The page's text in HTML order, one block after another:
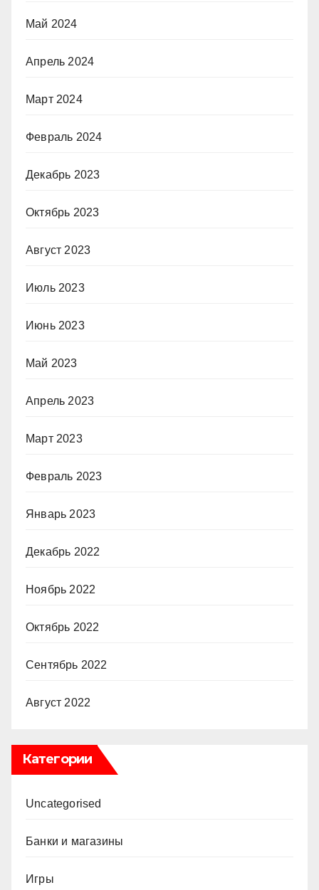
Май 2024
Апрель 2024
Март 2024
Февраль 2024
Декабрь 2023
Октябрь 2023
Август 2023
Июль 2023
Июнь 2023
Май 2023
Апрель 2023
Март 2023
Февраль 2023
Январь 2023
Декабрь 2022
Ноябрь 2022
Октябрь 2022
Сентябрь 2022
Август 2022
Категории
Uncategorised
Банки и магазины
Игры